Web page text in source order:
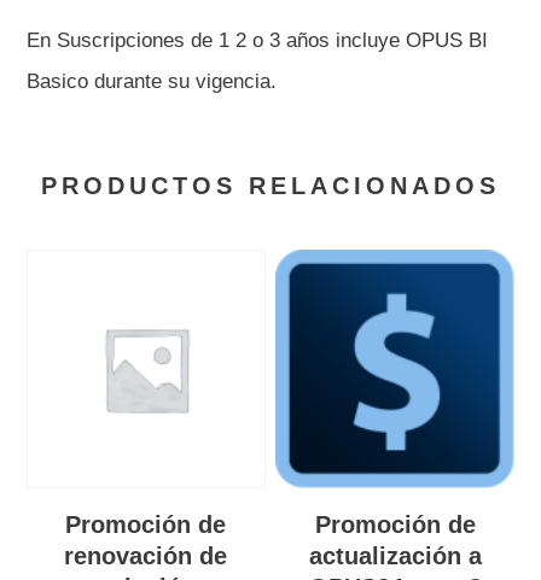
En Suscripciones de 1 2 o 3 años incluye OPUS BI
Basico durante su vigencia.
PRODUCTOS RELACIONADOS
Promoción de
renovación de
Promoción de
actualización a